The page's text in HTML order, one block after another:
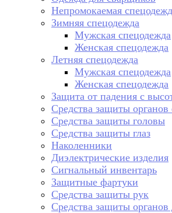
Непромокаемая
Зимняя спецодежда
Мужская спецодежда
Женская спецодежда
Летняя спецодежда
Мужская спецодежда
Женская спецодежда
Защита от падения с
Средства защиты органов
Средства защиты головы
Средства защиты глаз
Наколенники
Диэлектрические изделия
Сигнальный инвентарь
Защитные фартуки
Средства защиты рук
Средства защиты